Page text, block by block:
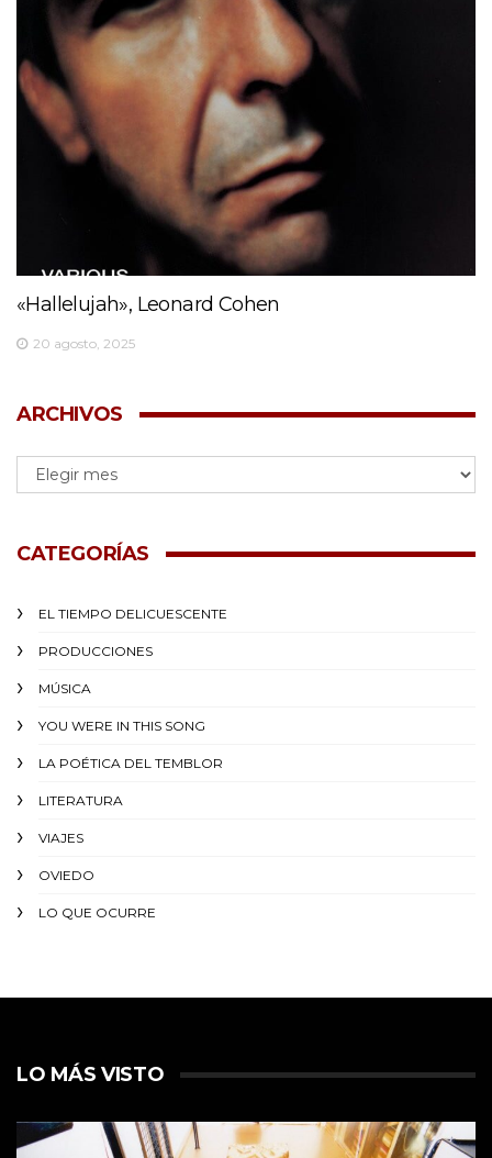
«Hallelujah», Leonard Cohen
20 agosto, 2025
ARCHIVOS
CATEGORÍAS
EL TIEMPO DELICUESCENTE
PRODUCCIONES
MÚSICA
YOU WERE IN THIS SONG
LA POÉTICA DEL TEMBLOR
LITERATURA
VIAJES
OVIEDO
LO QUE OCURRE
LO MÁS VISTO